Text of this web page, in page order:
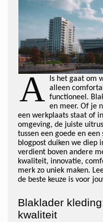
A
ls het gaat om
alleen
functioneel.
en meer. Of je
een werkplaats staat of
omgeving, de juiste
tussen een goede en
blogpost duiken we diep
verdient boven andere
kwaliteit, innovatie,
merk zo uniek maken.
de beste keuze is voor
Blaklader
kwaliteit